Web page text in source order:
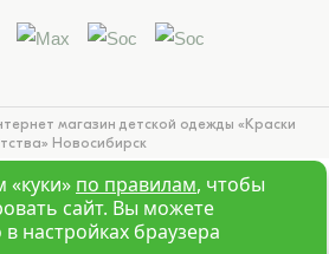
магазин детской одежды «Краски
Новосибирск
по правилам, чтобы
сайт. Вы можете
настройках браузера